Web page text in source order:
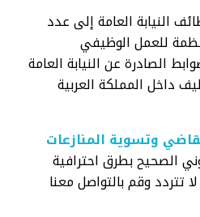
النيابة العامة إلى عدد
للعمل الوظيفي
الصادرة عن النيابة العامة
داخل المملكة العربية
وتسوية المنازعات
الصحيح بطرق احترافية
وقم بالتواصل معنا